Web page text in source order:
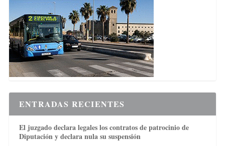
ENTRADAS RECIENTES
El juzgado declara legales los contratos de patrocinio de
Diputación y declara nula su suspensión